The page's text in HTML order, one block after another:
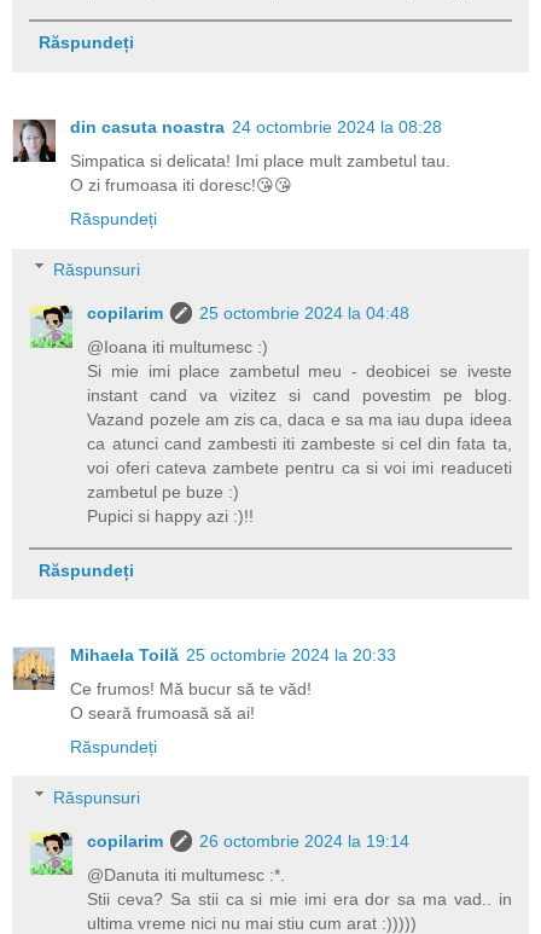
Răspundeți
din casuta noastra 24 octombrie 2024 la 08:28
Simpatica si delicata! Imi place mult zambetul tau.
O zi frumoasa iti doresc!😘😘
Răspundeți
Răspunsuri
copilarim
25 octombrie 2024 la 04:48
@Ioana iti multumesc :)
Si mie imi place zambetul meu - deobicei se iveste
instant cand va vizitez si cand povestim pe blog.
Vazand pozele am zis ca, daca e sa ma iau dupa ideea
ca atunci cand zambesti iti zambeste si cel din fata ta,
voi oferi cateva zambete pentru ca si voi imi readuceti
zambetul pe buze :)
Pupici si happy azi :)!!
Răspundeți
Mihaela Toilă 25 octombrie 2024 la 20:33
Ce frumos! Mă bucur să te văd!
O seară frumoasă să ai!
Răspundeți
Răspunsuri
copilarim
26 octombrie 2024 la 19:14
@Danuta iti multumesc :*.
Stii ceva? Sa stii ca si mie imi era dor sa ma vad.. in
ultima vreme nici nu mai stiu cum arat :)))))